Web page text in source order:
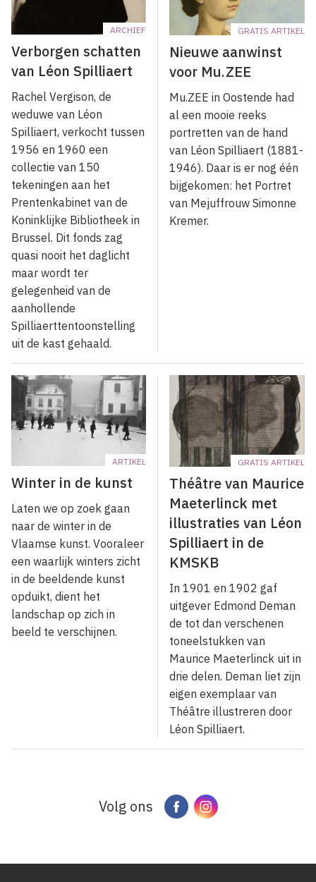
ARCHIEF
Verborgen schatten
van Léon Spilliaert
Rachel Vergison, de
weduwe van Léon
Spilliaert, verkocht tussen
1956 en 1960 een
collectie van 150
tekeningen aan het
Prentenkabinet van de
Koninklijke Bibliotheek in
Brussel. Dit fonds zag
quasi nooit het daglicht
maar wordt ter
gelegenheid van de
aanhollende
Spilliaerttentoonstelling
uit de kast gehaald.
GRATIS ARTIKEL
Nieuwe aanwinst
voor Mu.ZEE
Mu.ZEE in Oostende had
al een mooie reeks
portretten van de hand
van Léon Spilliaert (1881-
1946). Daar is er nog één
bijgekomen: het Portret
van Mejuffrouw Simonne
Kremer.
ARTIKEL
Winter in de kunst
Laten we op zoek gaan
naar de winter in de
Vlaamse kunst. Vooraleer
een waarlijk winters zicht
in de beeldende kunst
opduikt, dient het
landschap op zich in
beeld te verschijnen.
GRATIS ARTIKEL
Théâtre van Maurice
Maeterlinck met
illustraties van Léon
Spilliaert in de
KMSKB
In 1901 en 1902 gaf
uitgever Edmond Deman
de tot dan verschenen
toneelstukken van
Maurice Maeterlinck uit in
drie delen. Deman liet zijn
eigen exemplaar van
Théâtre illustreren door
Léon Spilliaert.
Volg ons FacebookInstagram